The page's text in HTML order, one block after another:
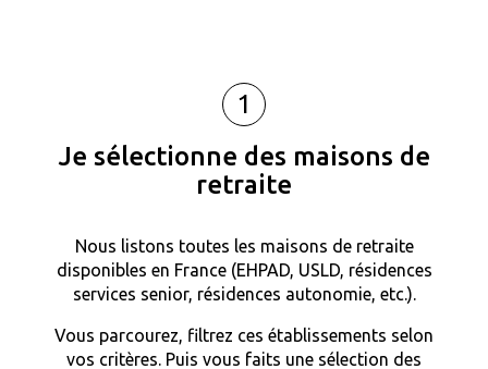
1
Je sélectionne des maisons de
retraite
Nous listons toutes les maisons de retraite
disponibles en France (EHPAD, USLD, résidences
services senior, résidences autonomie, etc.).
Vous parcourez, filtrez ces établissements selon
vos critères. Puis vous faits une sélection des